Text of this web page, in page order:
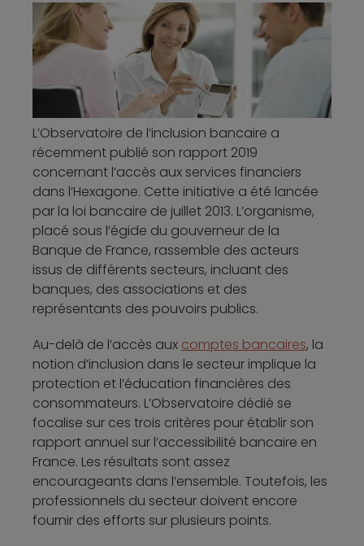
L’Observatoire de l’inclusion bancaire a
récemment publié son rapport 2019
concernant l’accès aux services financiers
dans l’Hexagone. Cette initiative a été lancée
par la loi bancaire de juillet 2013. L’organisme,
placé sous l’égide du gouverneur de la
Banque de France, rassemble des acteurs
issus de différents secteurs, incluant des
banques, des associations et des
représentants des pouvoirs publics.
Au-delà de l’accès aux comptes bancaires, la
notion d’inclusion dans le secteur implique la
protection et l’éducation financières des
consommateurs. L’Observatoire dédié se
focalise sur ces trois critères pour établir son
rapport annuel sur l’accessibilité bancaire en
France. Les résultats sont assez
encourageants dans l’ensemble. Toutefois, les
professionnels du secteur doivent encore
fournir des efforts sur plusieurs points.